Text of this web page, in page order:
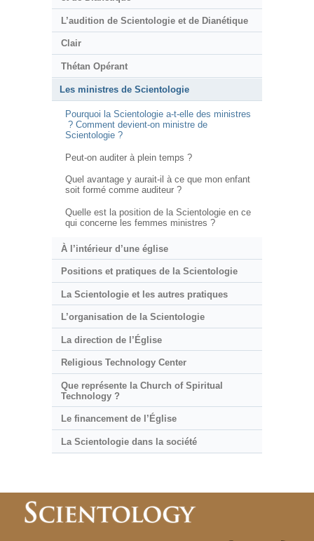
L’audition de Scientologie et de Dianétique
Clair
Thétan Opérant
Les ministres de Scientologie
Pourquoi la Scientologie a-t-elle des ministres
? Comment devient-on ministre de
Scientologie ?
Peut-on auditer à plein temps ?
Quel avantage y aurait-il à ce que mon enfant
soit formé comme auditeur ?
Quelle est la position de la Scientologie en ce
qui concerne les femmes ministres ?
À l’intérieur d’une église
Positions et pratiques de la Scientologie
La Scientologie et les autres pratiques
L’organisation de la Scientologie
La direction de l’Église
Religious Technology Center
Que représente la Church of Spiritual
Technology ?
Le financement de l’Église
La Scientologie dans la société